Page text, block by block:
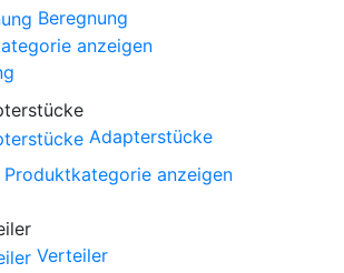
Beregnung
anzeigen
Adapterstücke
Produktkategorie anzeigen
Verteiler